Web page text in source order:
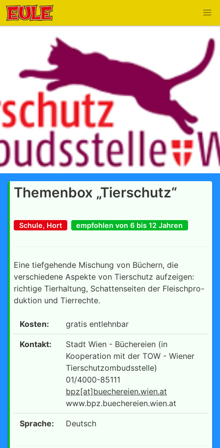
Themenbox „Tierschutz“
Schule, Hort empfohlen von 6 bis 12 Jahren
Eine tiefgehende Mischung von Büchern, die
verschiedene Aspekte von Tierschutz aufzeigen:
richtige Tierhaltung, Schattenseiten der Fleischpro-
duktion und Tierrechte.
Kosten: gratis entlehnbar
Kontakt:
Stadt Wien - Büchereien (in
Kooperation mit der TOW - Wiener
Tierschutzombudsstelle)
01/4000-85111
bpz[at]buechereien.wien.at
www.bpz.buechereien.wien.at
Sprache: Deutsch